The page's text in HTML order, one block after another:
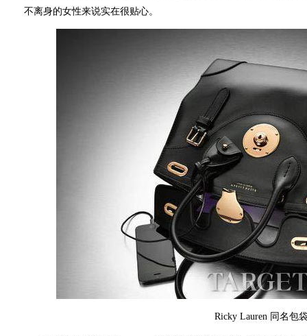
不离身的女性来说实在很贴心。
Ricky Lauren 同名包